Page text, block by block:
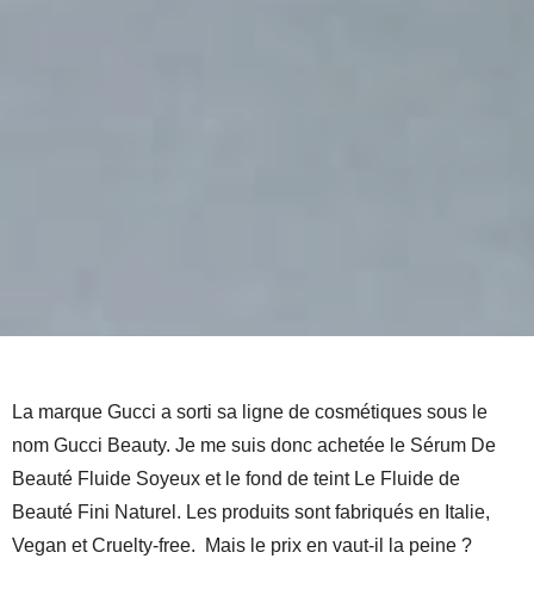
La marque Gucci a sorti sa ligne de cosmétiques sous le
nom Gucci Beauty. Je me suis donc achetée le Sérum De
Beauté Fluide Soyeux et le fond de teint Le Fluide de
Beauté Fini Naturel. Les produits sont fabriqués en Italie,
Vegan et Cruelty-free. Mais le prix en vaut-il la peine ?